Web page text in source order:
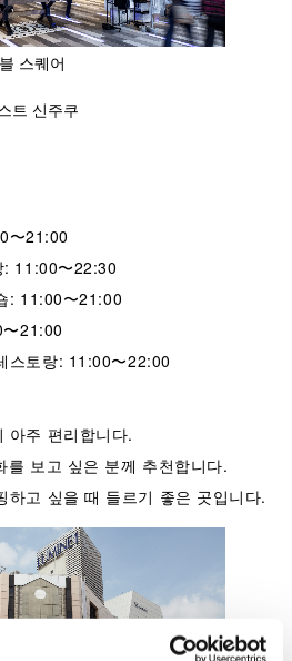
스퀘어
트 신주쿠
〜21:00
: 11:00〜22:30
: 11:00〜21:00
21:00
스토랑: 11:00〜22:00
아주 편리합니다.
를 보고 싶은 분께 추천합니다.
하고 싶을 때 들르기 좋은 곳입니다.